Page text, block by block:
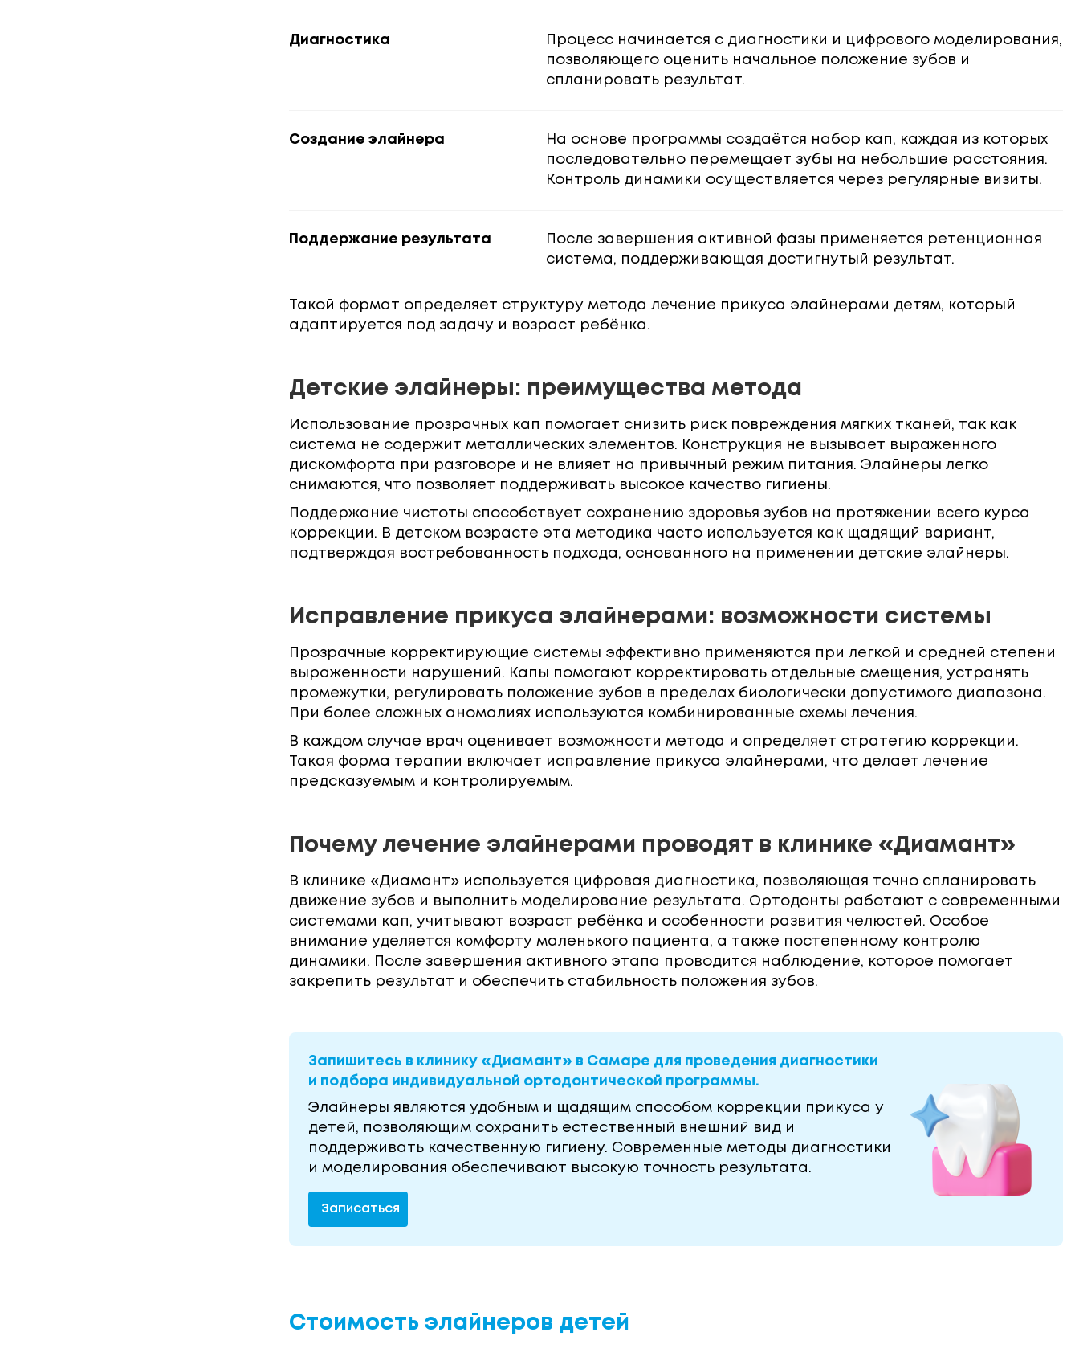
Диагностика
Процесс начинается с диагностики и цифрового моделирования,
позволяющего оценить начальное положение зубов и
спланировать результат.
Создание элайнера
На основе программы создаётся набор кап, каждая из которых
последовательно перемещает зубы на небольшие расстояния.
Контроль динамики осуществляется через регулярные визиты.
Поддержание результата
После завершения активной фазы применяется ретенционная
система, поддерживающая достигнутый результат.
Такой формат определяет структуру метода лечение прикуса элайнерами детям, который
адаптируется под задачу и возраст ребёнка.
Детские элайнеры: преимущества метода
Использование прозрачных кап помогает снизить риск повреждения мягких тканей, так как
система не содержит металлических элементов. Конструкция не вызывает выраженного
дискомфорта при разговоре и не влияет на привычный режим питания. Элайнеры легко
снимаются, что позволяет поддерживать высокое качество гигиены.
Поддержание чистоты способствует сохранению здоровья зубов на протяжении всего курса
коррекции. В детском возрасте эта методика часто используется как щадящий вариант,
подтверждая востребованность подхода, основанного на применении детские элайнеры.
Исправление прикуса элайнерами: возможности системы
Прозрачные корректирующие системы эффективно применяются при легкой и средней степени
выраженности нарушений. Капы помогают корректировать отдельные смещения, устранять
промежутки, регулировать положение зубов в пределах биологически допустимого диапазона.
При более сложных аномалиях используются комбинированные схемы лечения.
В каждом случае врач оценивает возможности метода и определяет стратегию коррекции.
Такая форма терапии включает исправление прикуса элайнерами, что делает лечение
предсказуемым и контролируемым.
Почему лечение элайнерами проводят в клинике «Диамант»
В клинике «Диамант» используется цифровая диагностика, позволяющая точно спланировать
движение зубов и выполнить моделирование результата. Ортодонты работают с современными
системами кап, учитывают возраст ребёнка и особенности развития челюстей. Особое
внимание уделяется комфорту маленького пациента, а также постепенному контролю
динамики. После завершения активного этапа проводится наблюдение, которое помогает
закрепить результат и обеспечить стабильность положения зубов.
Запишитесь в клинику «Диамант» в Самаре для проведения диагностики
и подбора индивидуальной ортодонтической программы.
Элайнеры являются удобным и щадящим способом коррекции прикуса у
детей, позволяющим сохранить естественный внешний вид и
поддерживать качественную гигиену. Современные методы диагностики
и моделирования обеспечивают высокую точность результата.
Записаться
Стоимость элайнеров детей